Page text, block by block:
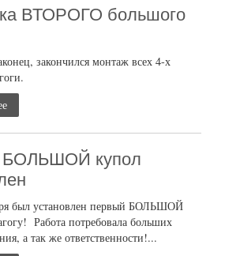
ВТОРОГО большого
закончился монтаж всех 4-х
БОЛЬШОЙ купол
был установлен первый БОЛЬШОЙ
Работа потребовала больших
а так же ответственности!...